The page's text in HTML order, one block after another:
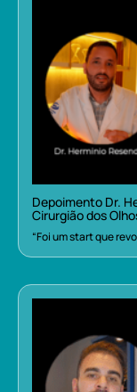
Depoimento Dr.
Cirurgião dos
“Foi um start que